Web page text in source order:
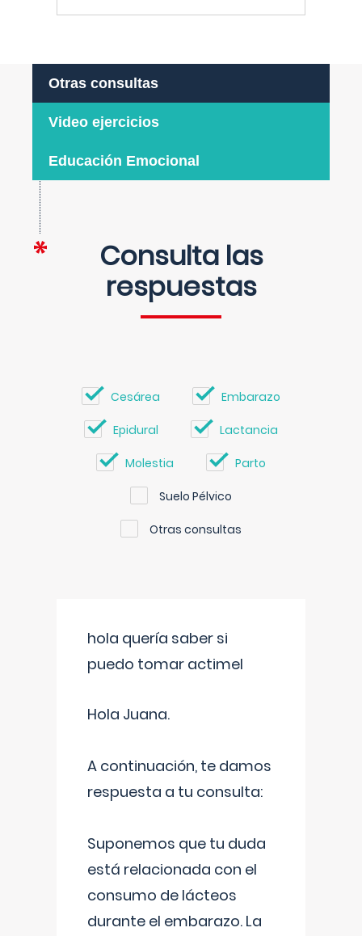
Otras consultas
Video ejercicios
Educación Emocional
Consulta las
respuestas
Cesárea Embarazo
Epidural Lactancia
Molestia Parto
Suelo Pélvico
Otras consultas
hola quería saber si
puedo tomar actimel
Hola Juana.
A continuación, te damos
respuesta a tu consulta:
Suponemos que tu duda
está relacionada con el
consumo de lácteos
durante el embarazo. La